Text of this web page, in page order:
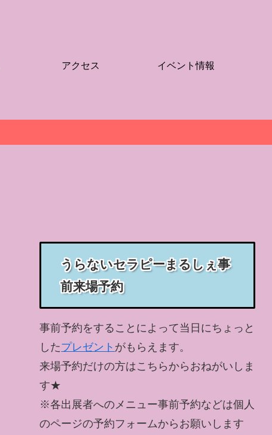
アクセス イベント情報
うらないセラピーまるしぇ事
前来場予約
事前予約をすることによって当日にちょっと
したプレゼント がもらえます。
来場予約だけの方はこちらからおねがいしま
す★
※各出展者へのメニュー事前予約などは個人
のページの予約フォームからお願いします